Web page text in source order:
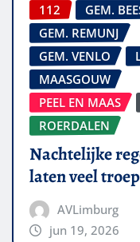
112
GEM.
GEM. REMUNJ
GEM. VENLO
MAASGOUW
PEEL EN MAAS
ROERDALEN
Nachtelijke
laten veel
AVLimburg
jun 19, 2026